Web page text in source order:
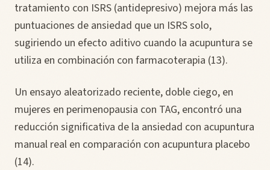
tratamiento con ISRS (antidepresivo) mejora más las
puntuaciones de ansiedad que un ISRS solo,
sugiriendo un efecto aditivo cuando la acupuntura se
utiliza en combinación con farmacoterapia (13).
Un ensayo aleatorizado reciente, doble ciego, en
mujeres en perimenopausia con TAG, encontró una
reducción significativa de la ansiedad con acupuntura
manual real en comparación con acupuntura placebo
(14).